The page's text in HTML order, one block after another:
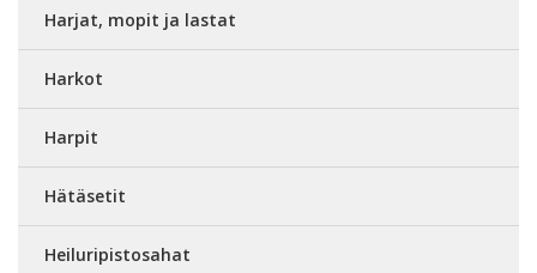
Harjat, mopit ja lastat
Harkot
Harpit
Hätäsetit
Heiluripistosahat